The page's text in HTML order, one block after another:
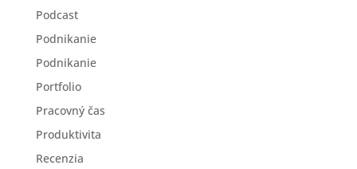
Podcast
Podnikanie
Podnikanie
Portfolio
Pracovný čas
Produktivita
Recenzia